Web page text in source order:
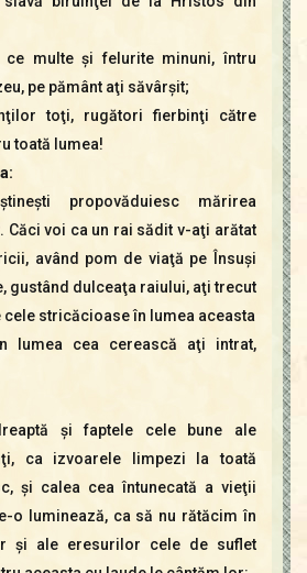
ce multe şi felurite minuni, întru
pe pământ aţi săvârşit;
toţi, rugători fierbinţi către
toată lumea!
propovăduiesc mărirea
Căci voi ca un rai sădit v-aţi arătat
având pom de viaţă pe Însuşi
gustând dulceaţa raiului, aţi trecut
cele stricăcioase în lumea aceasta
lumea cea cerească aţi intrat,
şi faptele cele bune ale
ca izvoarele limpezi la toată
şi calea cea întunecată a vieţii
o luminează, ca să nu rătăcim în
şi ale eresurilor cele de suflet